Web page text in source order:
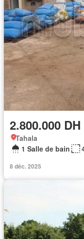
2.800.000 DH
Tahala
1 Salle de bain
8 déc. 2025